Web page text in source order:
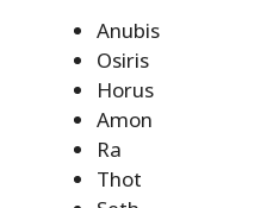
Anubis
Osiris
Horus
Amon
Ra
Thot